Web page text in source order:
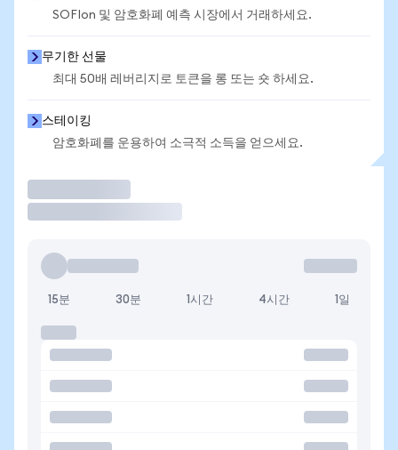
SOFIon 및 암호화폐 예측 시장에서 거래하세요.
무기한 선물
최대 50배 레버리지로 토큰을 롱 또는 숏 하세요.
스테이킹
암호화폐를 운용하여 소극적 소득을 얻으세요.
15분 30분 1시간 4시간 1일